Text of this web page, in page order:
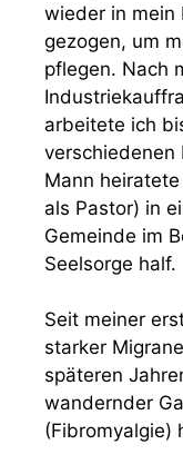
wieder in mein
gezogen, um
pflegen. Nach
arbeitete ich
verschiedenen
Mann
als Pastor) in
Gemeinde im
Seelsorge half.
Seit meiner
starker
späteren
wandernder
(Fibromyalgie)